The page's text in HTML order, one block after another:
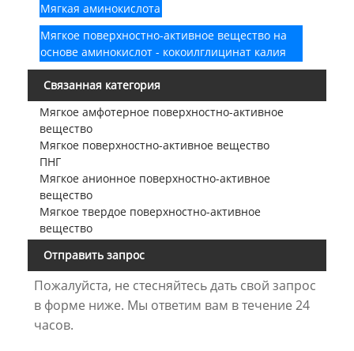
Мягкая аминокислота
Мягкое поверхностно-активное вещество на
основе аминокислот - кокоилглицинат калия
Связанная категория
Мягкое амфотерное поверхностно-активное
вещество
Мягкое поверхностно-активное вещество
ПНГ
Мягкое анионное поверхностно-активное
вещество
Мягкое твердое поверхностно-активное
вещество
Отправить запрос
Пожалуйста, не стесняйтесь дать свой запрос
в форме ниже. Мы ответим вам в течение 24
часов.